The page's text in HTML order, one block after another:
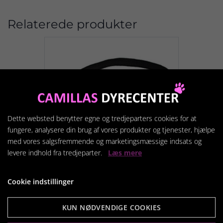
Relaterede produkter
Fenriz Kædehalshånd
119,95 kr.
Dette websted benytter egne og tredjeparters cookies for at
fungere, analysere din brug af vores produkter og tjenester, hjælpe
med vores salgsfremmende og marketingsmæssige indsats og
levere indhold fra tredjeparter. Læs mere
Cookie indstillinger
KUN NØDVENDIGE COOKIES